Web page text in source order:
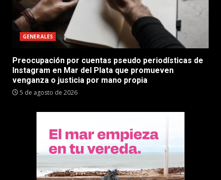
GENERALES
Preocupación por cuentas pseudo periodísticas de
Instagram en Mar del Plata que promueven
venganza o justicia por mano propia
5 de agosto de 2026